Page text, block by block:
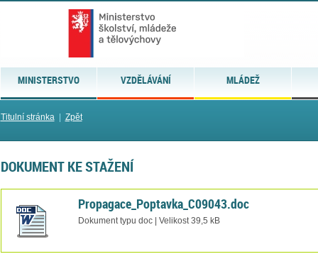
MINISTERSTVO VZDĚLÁVÁNÍ MLÁDEŽ
Titulní stránka| Zpět
DOKUMENT KE STAŽENÍ
Propagace_Poptavka_C09043.doc
Dokument typu doc | Velikost 39,5 kB